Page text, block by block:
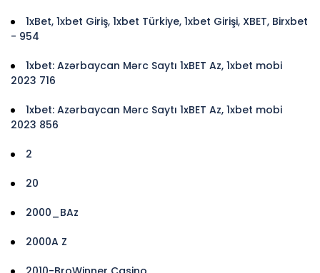
1xBet, 1xbet Giriş, 1xbet Türkiye, 1xbet Girişi, XBET, Birxbet
- 954
1xbet: Azərbaycan Mərc Saytı 1xBET Az, 1xbet mobi
2023 716
1xbet: Azərbaycan Mərc Saytı 1xBET Az, 1xbet mobi
2023 856
2
20
2000_BAz
2000A Z